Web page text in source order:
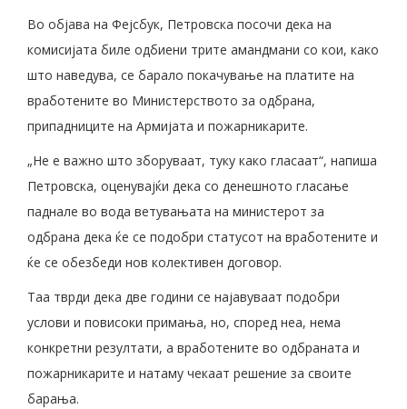
Во објава на Фејсбук, Петровска посочи дека на
комисијата биле одбиени трите амандмани со кои, како
што наведува, се барало покачување на платите на
вработените во Министерството за одбрана,
припадниците на Армијата и пожарникарите.
„Не е важно што зборуваат, туку како гласаат“, напиша
Петровска, оценувајќи дека со денешното гласање
паднале во вода ветувањата на министерот за
одбрана дека ќе се подобри статусот на вработените и
ќе се обезбеди нов колективен договор.
Таа тврди дека две години се најавуваат подобри
услови и повисоки примања, но, според неа, нема
конкретни резултати, а вработените во одбраната и
пожарникарите и натаму чекаат решение за своите
барања.